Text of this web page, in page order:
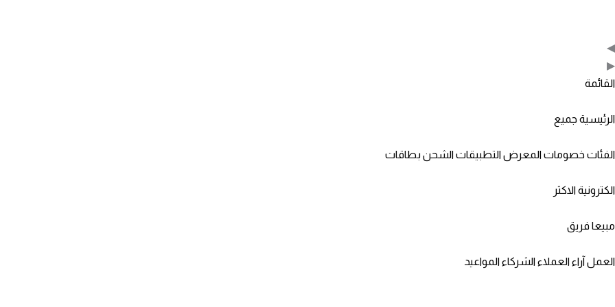
◀
▶
القائمة
الرئيسية جميع
الفئات خصوماتالمعرضالتطبيقاتالشحن بطاقات
الكترونيةالاكثر
مبيعا فريق
العمل آراء العملاءالشركاءالمواعيد